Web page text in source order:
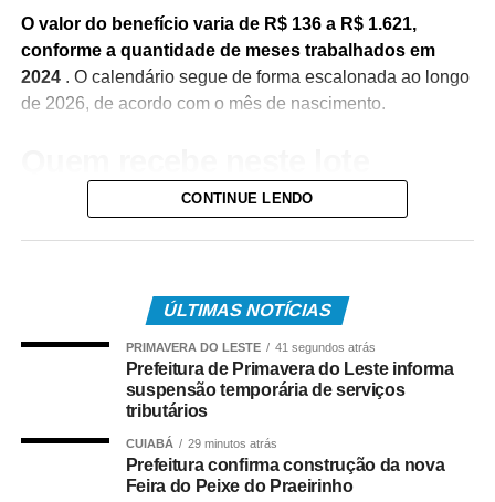
O valor do benefício varia de R$ 136 a R$ 1.621,
conforme a quantidade de meses trabalhados em
2024. O calendário segue de forma escalonada ao longo
de 2026, de acordo com o mês de nascimento.
Do total de contemplados em maio:
pagamento feito pela Caixa Econômica Federal,
• 499.509 são servidores públicos, inscritos no Programa
de Formação do Patrimônio do Servidor Público (Pasep),
pagos pelo Banco do Brasil, com total de cerca de R$
CONTINUE LENDO
ÚLTIMAS NOTÍCIAS
PRIMAVERA DO LESTE 41 segundos atrás
Prefeitura de Primavera do Leste informa
suspensão temporária de serviços
tributários
CUIABÁ 29 minutos atrás
Prefeitura confirma construção da nova
Feira do Peixe do Praeirinho